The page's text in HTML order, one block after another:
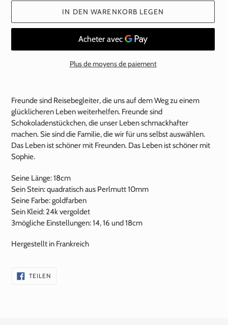
IN DEN WARENKORB LEGEN
Plus de moyens de paiement
eines
Produkts
zu
Ihrem
Warenkorb
Freunde sind Reisebegleiter, die uns auf dem Weg zu einem
glücklicheren Leben weiterhelfen. Freunde sind
Schokoladenstückchen, die unser Leben schmackhafter
machen. Sie sind die Familie, die wir für uns selbst auswählen.
Das Leben ist schöner mit Freunden. Das Leben ist schöner mit
Sophie.
Seine Länge: 18cm
Sein Stein: quadratisch aus Perlmutt 10mm
Seine Farbe: goldfarben
Sein Kleid: 24k vergoldet
3mögliche Einstellungen: 14, 16 und 18cm
Hergestellt in Frankreich
TEILENAUF
FACEBOOK